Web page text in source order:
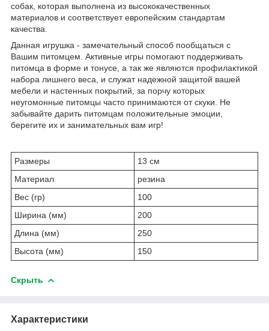
собак, которая выполнена из высококачественных
материалов и соответствует европейским стандартам
качества.
Данная игрушка - замечательный способ пообщаться с
Вашим питомцем. Активные игры помогают поддерживать
питомца в форме и тонусе, а так же являются профилактикой
набора лишнего веса, и служат надежной защитой вашей
мебели и настенных покрытий, за порчу которых
неугомонные питомцы часто принимаются от скуки. Не
забывайте дарить питомцам положительные эмоции,
берегите их и занимательных вам игр!
Размеры
13 см
Материал
резина
Вес (гр)
100
Ширина (мм)
200
Длина (мм)
250
Высота (мм)
150
Скрыть
Характеристики